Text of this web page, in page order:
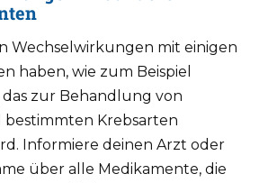
Wechselwirkungen mit einigen
haben, wie zum Beispiel
zur Behandlung von
bestimmten Krebsarten
Informiere deinen Arzt oder
über alle Medikamente, die